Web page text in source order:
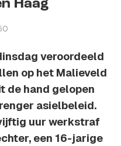
Haag
veroordeeld
op het Malieveld
de hand gelopen
asielbeleid.
uur werkstraf
een 16-jarige